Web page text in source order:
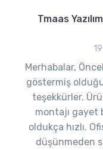
Tmaas
Merhabalar,
göstermiş
teşekkürler.
montajı gayet
oldukça hızlı.
düşünmeden